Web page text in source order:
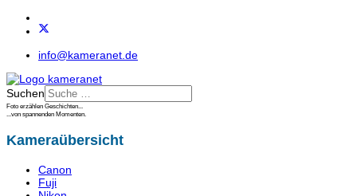
info@kameranet.de
Suchen
Foto erzählen Geschichten...
...von spannenden Momenten.
Kameraübersicht
Canon
Fuji